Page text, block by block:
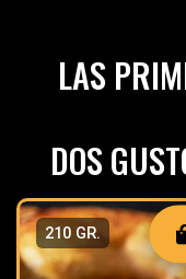
LAS
DOS
210 GR.